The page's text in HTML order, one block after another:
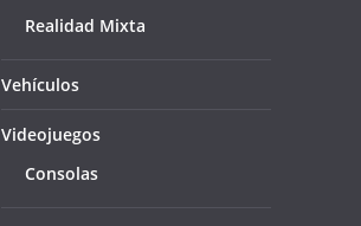
Realidad Mixta
Vehículos
Videojuegos
Consolas